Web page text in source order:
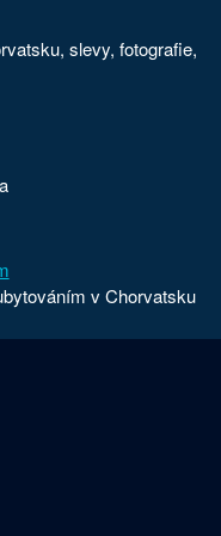
slevy, fotografie,
v Chorvatsku